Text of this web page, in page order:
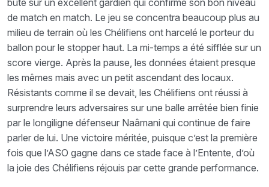
buté sur un excellent gardien qui confirme son bon niveau
de match en match. Le jeu se concentra beaucoup plus au
milieu de terrain où les Chélifiens ont harcelé le porteur du
ballon pour le stopper haut. La mi-temps a été sifflée sur un
score vierge. Après la pause, les données étaient presque
les mêmes mais avec un petit ascendant des locaux.
Résistants comme il se devait, les Chélifiens ont réussi à
surprendre leurs adversaires sur une balle arrêtée bien finie
par le longiligne défenseur Naâmani qui continue de faire
parler de lui. Une victoire méritée, puisque c’est la première
fois que l’ASO gagne dans ce stade face à l’Entente, d’où
la joie des Chélifiens réjouis par cette grande performance.